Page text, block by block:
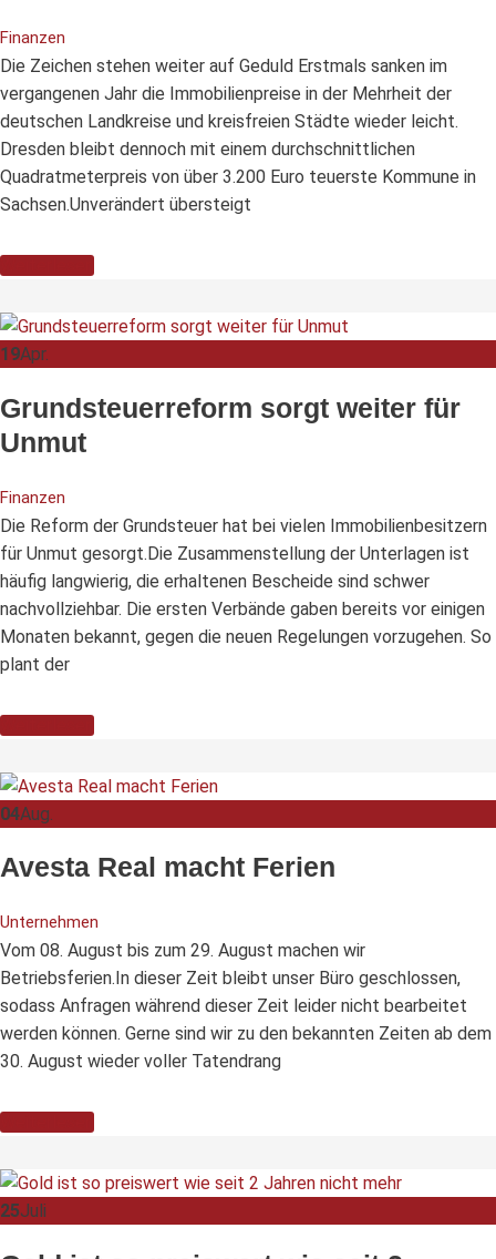
Finanzen
Die Zeichen stehen weiter auf Geduld Erstmals sanken im
vergangenen Jahr die Immobilienpreise in der Mehrheit der
deutschen Landkreise und kreisfreien Städte wieder leicht.
Dresden bleibt dennoch mit einem durchschnittlichen
Quadratmeterpreis von über 3.200 Euro teuerste Kommune in
Sachsen.Unverändert übersteigt
19Apr.
Grundsteuerreform sorgt weiter für
Unmut
Finanzen
Die Reform der Grundsteuer hat bei vielen Immobilienbesitzern
für Unmut gesorgt.Die Zusammenstellung der Unterlagen ist
häufig langwierig, die erhaltenen Bescheide sind schwer
nachvollziehbar. Die ersten Verbände gaben bereits vor einigen
Monaten bekannt, gegen die neuen Regelungen vorzugehen. So
plant der
04Aug.
Avesta Real macht Ferien
Unternehmen
Vom 08. August bis zum 29. August machen wir
Betriebsferien.In dieser Zeit bleibt unser Büro geschlossen,
sodass Anfragen während dieser Zeit leider nicht bearbeitet
werden können. Gerne sind wir zu den bekannten Zeiten ab dem
30. August wieder voller Tatendrang
25Juli